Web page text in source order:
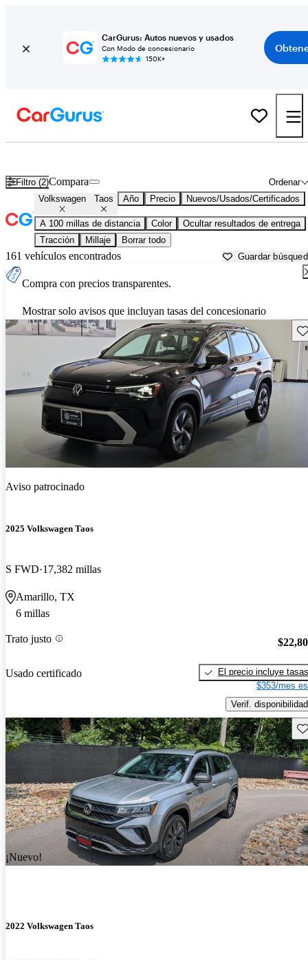
CarGurus: Autos nuevos y usados
Con Modo de concesionario
150K+
Filtro (2) Ordenar
Compara
Volkswagen Taos Año Precio Nuevos/Usados/Certificados
A 100 millas de distancia Color
Ocultar resultados de entrega
Tracción
Millaje Borrar todo
161 vehículos encontrados Guardar
Compra con precios transparentes.
Mostrar solo avisos que incluyan tasas del concesionario
Aviso patrocinado
2025 Volkswagen Taos
S FWD 17,382 millas
Amarillo, TX
6 millas
Trato justo
Usado certificado
El precio incluye tasas
$353/mes
Verif. disponibilidad
¡Nuevo!
2022 Volkswagen Taos